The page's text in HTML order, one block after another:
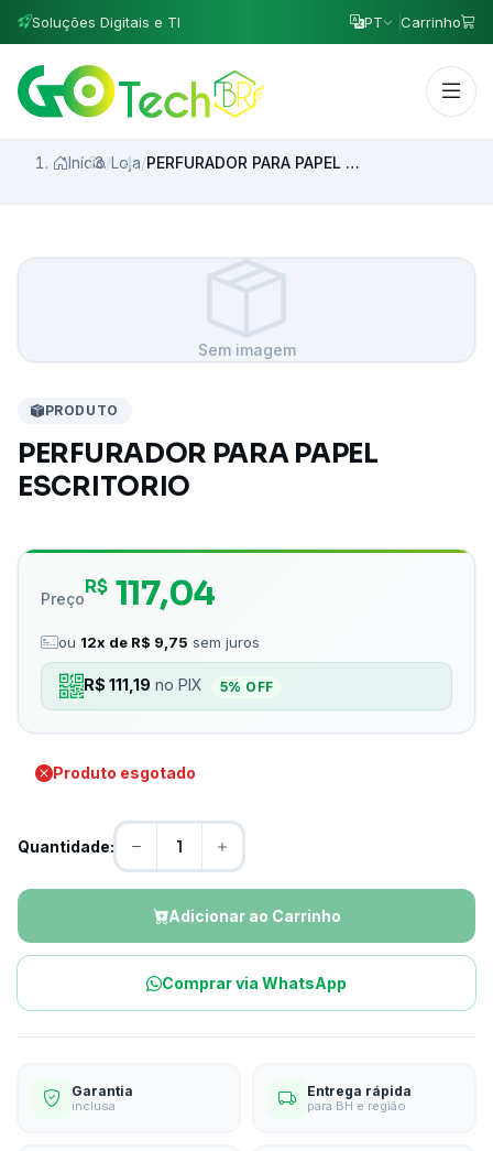
Soluções Digitais e TI PT Carrinho
Início/Loja/ PERFURADOR PARA PAPEL ESCRITORIO
Sem imagem
PRODUTO
PERFURADOR PARA PAPEL
ESCRITORIO
Preço
R$ 117,04
ou 12x de R$ 9,75 sem juros
R$ 111,19 no PIX 5% OFF
Produto esgotado
Quantidade:
Adicionar ao Carrinho
Comprar via WhatsApp
Garantia
inclusa
Entrega rápida
para BH e região